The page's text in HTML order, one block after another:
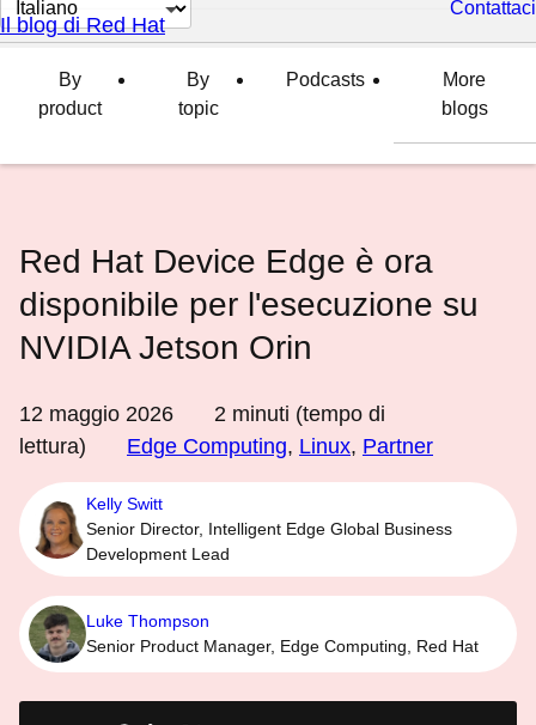
lingua
Contattaci
Il blog di Red Hat
By
product
By
topic
Podcasts
More
blogs
Red Hat Device Edge è ora
disponibile per l'esecuzione su
NVIDIA Jetson Orin
12 maggio 2026 2 minuti (tempo di
lettura)
Edge Computing, Linux, Partner
Kelly Switt
Senior Director, Intelligent Edge Global Business
Development Lead
Luke Thompson
Senior Product Manager, Edge Computing, Red Hat